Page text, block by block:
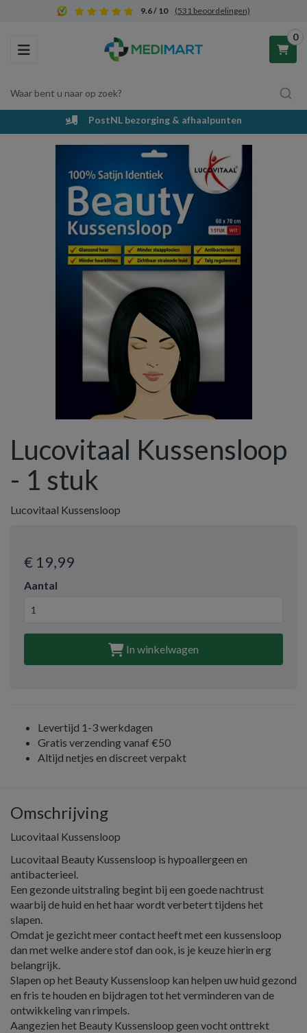
9.6 / 10 (531 beoordelingen)
Toggle navigation
Waar bent u naar op zoek?
0
Winkelwagen
Uw winkelwagen is leeg.
Vul hem met producten.
PostNL bezorging & afhaalpunten
Lucovitaal Kussensloop
- 1 stuk
Lucovitaal Kussensloop
€ 19,99
Aantal
In winkelwagen
Levertijd 1-3 werkdagen
Gratis verzending vanaf €50
Altijd netjes en discreet verpakt
Omschrijving
Lucovitaal Kussensloop
Lucovitaal Beauty Kussensloop is hypoallergeen en
antibacterieel.
Een gezonde uitstraling begint bij een goede nachtrust
waarbij de huid en het haar wordt verbetert tijdens het
slapen.
Omdat je gezicht meer contact heeft met een kussensloop
dan met welke andere stof dan ook, is je keuze hierin erg
belangrijk.
Slapen op het Beauty Kussensloop kan helpen uw huid gezond
en fris te houden en bijdragen tot het verminderen van de
ontwikkeling van rimpels.
Aangezien het Beauty Kussensloop geen vocht onttrekt